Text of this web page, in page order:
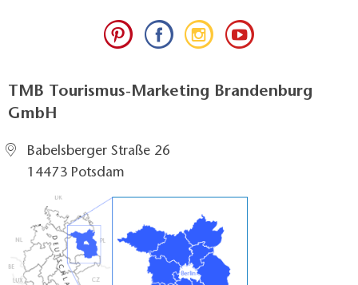
TMB Tourismus-Marketing Brandenburg
GmbH
Babelsberger Straße 26
14473 Potsdam